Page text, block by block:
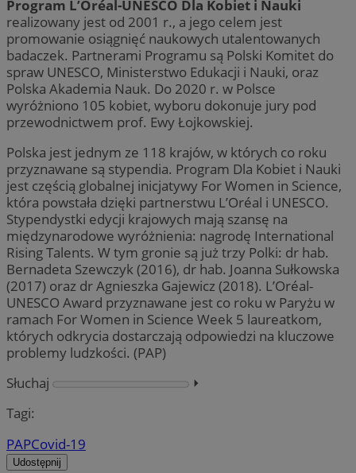
Program L’Oréal-UNESCO Dla Kobiet i Nauki
realizowany jest od 2001 r., a jego celem jest
promowanie osiągnięć naukowych utalentowanych
badaczek. Partnerami Programu są Polski Komitet do
spraw UNESCO, Ministerstwo Edukacji i Nauki, oraz
Polska Akademia Nauk. Do 2020 r. w Polsce
wyróżniono 105 kobiet, wyboru dokonuje jury pod
przewodnictwem prof. Ewy Łojkowskiej.
Polska jest jednym ze 118 krajów, w których co roku
przyznawane są stypendia. Program Dla Kobiet i Nauki
jest częścią globalnej inicjatywy For Women in Science,
która powstała dzięki partnerstwu L’Oréal i UNESCO.
Stypendystki edycji krajowych mają szansę na
międzynarodowe wyróżnienia: nagrodę International
Rising Talents. W tym gronie są już trzy Polki: dr hab.
Bernadeta Szewczyk (2016), dr hab. Joanna Sułkowska
(2017) oraz dr Agnieszka Gajewicz (2018). L’Oréal-
UNESCO Award przyznawane jest co roku w Paryżu w
ramach For Women in Science Week 5 laureatkom,
których odkrycia dostarczają odpowiedzi na kluczowe
problemy ludzkości. (PAP)
Słuchaj
⏵︎
Tagi:
PAPCovid-19
Udostępnij